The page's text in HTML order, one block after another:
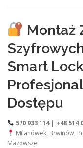
Montaż
Smart
Dostępu
570 933 114 | +48 514
Milanówek, Brwinów,
Mazowsze